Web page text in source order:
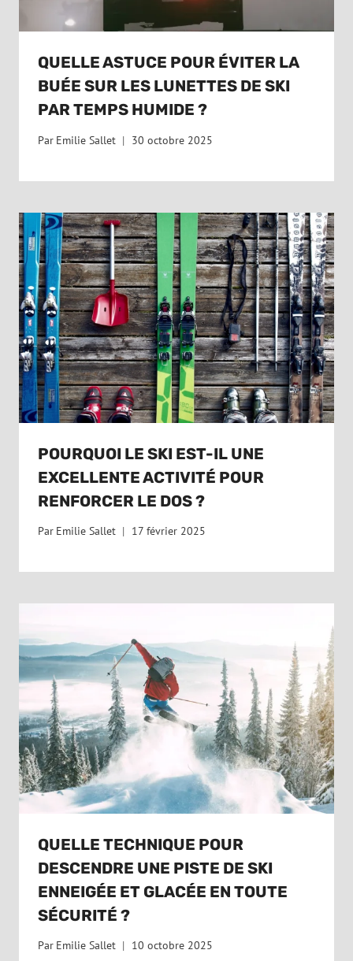
QUELLE ASTUCE POUR ÉVITER LA
BUÉE SUR LES LUNETTES DE SKI
PAR TEMPS HUMIDE ?
Par Emilie Sallet 30 octobre 2025
POURQUOI LE SKI EST-IL UNE
EXCELLENTE ACTIVITÉ POUR
RENFORCER LE DOS ?
Par Emilie Sallet 17 février 2025
QUELLE TECHNIQUE POUR
DESCENDRE UNE PISTE DE SKI
ENNEIGÉE ET GLACÉE EN TOUTE
SÉCURITÉ ?
Par Emilie Sallet 10 octobre 2025